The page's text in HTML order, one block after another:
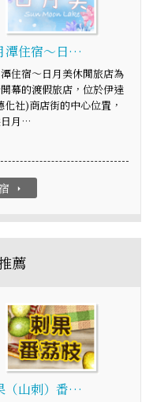
潭住宿～日…
住宿～日月美休閒旅店為
幕的渡假旅店，位於伊達
化社)商店街的中心位置，
月…
arrow_right
薦
（山刺）番…